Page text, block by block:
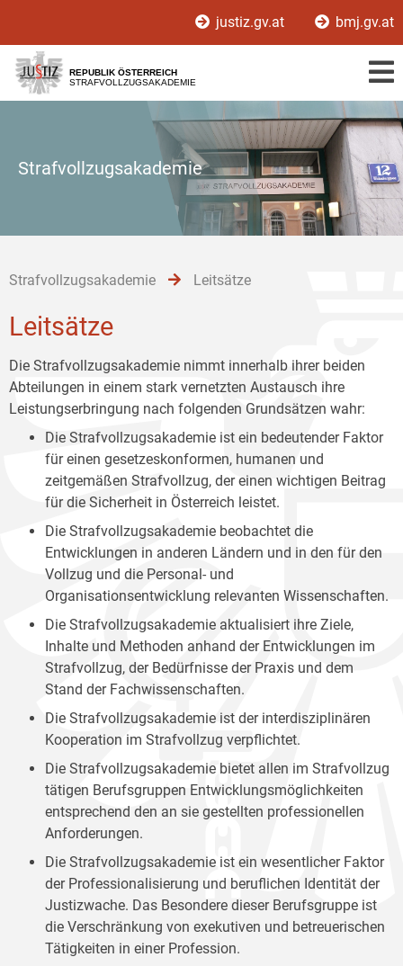
[1]
[2]
[3]
justiz.gv.at bmj.gv.at
REPUBLIK ÖSTERREICH
STRAFVOLLZUGSAKADEMIE
Strafvollzugsakademie
Strafvollzugsakademie Leitsätze
Leitsätze
Die Strafvollzugsakademie nimmt innerhalb ihrer beiden
Abteilungen in einem stark vernetzten Austausch ihre
Leistungserbringung nach folgenden Grundsätzen wahr:
Die Strafvollzugsakademie ist ein bedeutender Faktor
für einen gesetzeskonformen, humanen und
zeitgemäßen Strafvollzug, der einen wichtigen Beitrag
für die Sicherheit in Österreich leistet.
Die Strafvollzugsakademie beobachtet die
Entwicklungen in anderen Ländern und in den für den
Vollzug und die Personal- und
Organisationsentwicklung relevanten Wissenschaften.
Die Strafvollzugsakademie aktualisiert ihre Ziele,
Inhalte und Methoden anhand der Entwicklungen im
Strafvollzug, der Bedürfnisse der Praxis und dem
Stand der Fachwissenschaften.
Die Strafvollzugsakademie ist der interdisziplinären
Kooperation im Strafvollzug verpflichtet.
Die Strafvollzugsakademie bietet allen im Strafvollzug
tätigen Berufsgruppen Entwicklungsmöglichkeiten
entsprechend den an sie gestellten professionellen
Anforderungen.
Die Strafvollzugsakademie ist ein wesentlicher Faktor
der Professionalisierung und beruflichen Identität der
Justizwache. Das Besondere dieser Berufsgruppe ist
die Verschränkung von exekutiven und betreuerischen
Tätigkeiten in einer Profession.